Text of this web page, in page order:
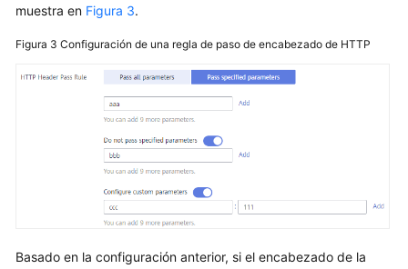
muestra en Figura 3.
Figura 3 Configuración de una regla de paso de encabezado de HTTP
Basado en la configuración anterior, si el encabezado de la